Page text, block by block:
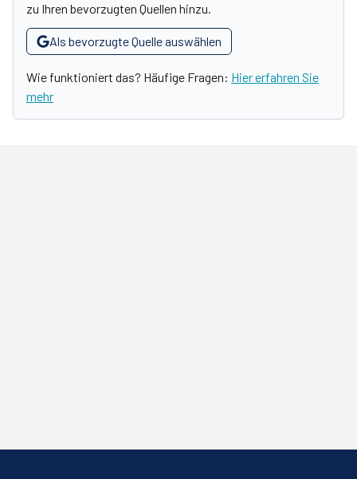
zu Ihren bevorzugten Quellen hinzu.
Als bevorzugte Quelle auswählen
Wie funktioniert das? Häufige Fragen: Hier erfahren Sie
mehr